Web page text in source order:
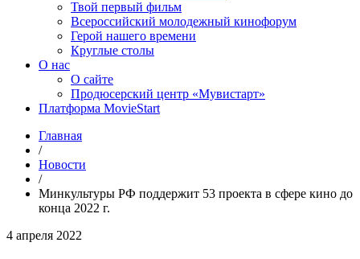
Твой первый фильм
Всероссийский молодежный кинофорум
Герой нашего времени
Круглые столы
О нас
О сайте
Продюсерский центр «Мувистарт»
Платформа MovieStart
Главная
/
Новости
/
Минкультуры РФ поддержит 53 проекта в сфере кино до
конца 2022 г.
4 апреля 2022